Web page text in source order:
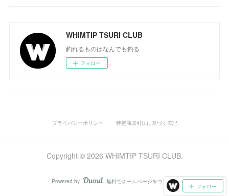
WHIMTIP TSURI CLUB
釣れるものはなんでも釣る
フォロー
フォロー
プライバシーポリシー 特定商取引法に基づく表記
Copyright © 2026 WHIMTIP TSURI CLUB.
Powered by AmebaOwnd
無料でホームページをつくろう